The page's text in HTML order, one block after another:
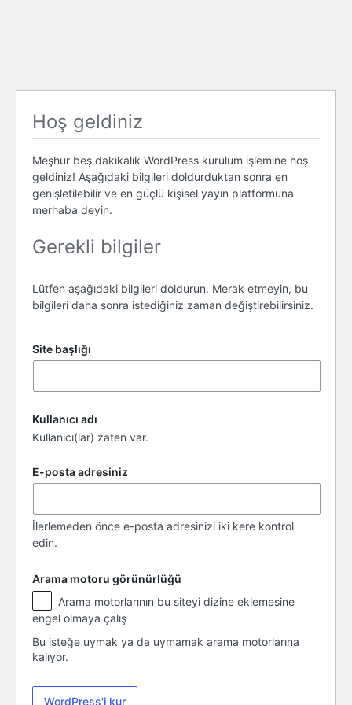
Hoş geldiniz
Meşhur beş dakikalık WordPress kurulum işlemine hoş
geldiniz! Aşağıdaki bilgileri doldurduktan sonra en
genişletilebilir ve en güçlü kişisel yayın platformuna
merhaba deyin.
Gerekli bilgiler
Lütfen aşağıdaki bilgileri doldurun. Merak etmeyin, bu
bilgileri daha sonra istediğiniz zaman değiştirebilirsiniz.
Site başlığı
Kullanıcı adı
Kullanıcı(lar) zaten var.
E-posta adresiniz
İlerlemeden önce e-posta adresinizi iki kere kontrol
edin.
Arama motoru görünürlüğü
Arama
motoru
görünürlüğü
engel olmaya çalış
Bu isteğe uymak ya da uymamak arama motorlarına
kalıyor.